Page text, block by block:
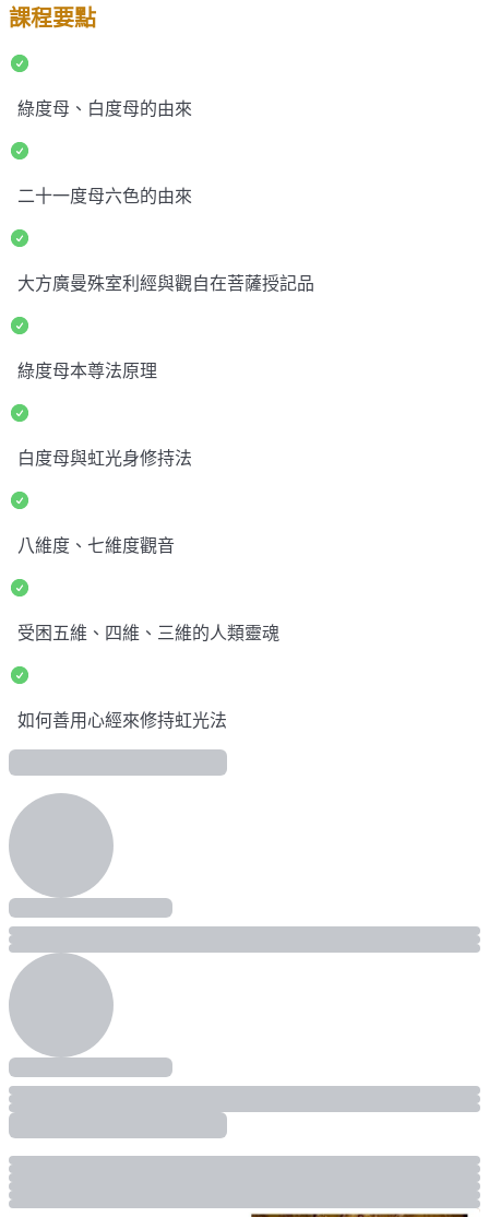
課程要點
綠度母、白度母的由來
二十一度母六色的由來
大方廣曼殊室利經與觀自在菩薩授記品
綠度母本尊法原理
白度母與虹光身修持法
八維度、七維度觀音
受困五維、四維、三維的人類靈魂
如何善用心經來修持虹光法